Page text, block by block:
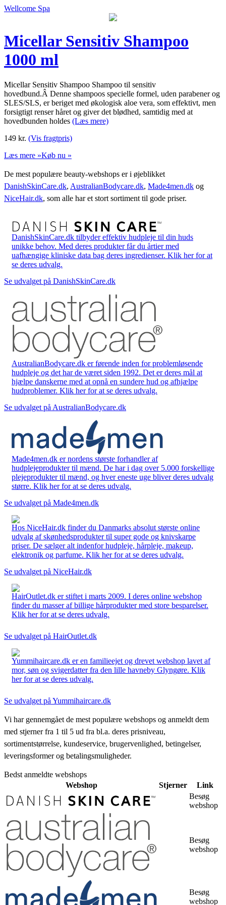
Wellcome Spa
Micellar Sensitiv Shampoo
1000 ml
Micellar Sensitiv Shampoo Shampoo til sensitiv
hovedbund.Â Denne shampoos specielle formel, uden parabener og
SLES/SLS, er beriget med økologisk aloe vera, som effektivt, men
forsigtigt renser håret og giver det blødhed, samtidig med at
hovedbunden holdes (Læs mere)
149 kr. (Vis fragtpris)
Læs mere »Køb nu »
De mest populære beauty-webshops er i øjeblikket
DanishSkinCare.dk, AustralianBodycare.dk, Made4men.dk og
NiceHair.dk, som alle har et stort sortiment til gode priser.
DanishSkinCare.dk tilbyder effektiv hudpleje til din huds
unikke behov. Med deres produkter får du årtier med
uafhængige kliniske data bag deres ingredienser. Klik her for at
se deres udvalg.
Se udvalget på DanishSkinCare.dk
AustralianBodycare.dk er førende inden for problemløsende
hudpleje og det har de været siden 1992. Det er deres mål at
hjælpe danskerne med at opnå en sundere hud og afhjælpe
hudproblemer. Klik her for at se deres udvalg.
Se udvalget på AustralianBodycare.dk
Made4men.dk er nordens største forhandler af
hudplejeprodukter til mænd. De har i dag over 5.000 forskellige
plejeprodukter til mænd, og hver eneste uge bliver deres udvalg
større. Klik her for at se deres udvalg.
Se udvalget på Made4men.dk
Hos NiceHair.dk finder du Danmarks absolut største online
udvalg af skønhedsprodukter til super gode og knivskarpe
priser. De sælger alt indenfor hudpleje, hårpleje, makeup,
elektronik og parfume. Klik her for at se deres udvalg.
Se udvalget på NiceHair.dk
HairOutlet.dk er stiftet i marts 2009. I deres online webshop
finder du masser af billige hårprodukter med store besparelser.
Klik her for at se deres udvalg.
Se udvalget på HairOutlet.dk
Yummihaircare.dk er en familieejet og drevet webshop lavet af
mor, søn og svigerdatter fra den lille havneby Glyngøre. Klik
her for at se deres udvalg.
Se udvalget på Yummihaircare.dk
Vi har gennemgået de mest populære webshops og anmeldt dem
med stjerner fra 1 til 5 ud fra bl.a. deres prisniveau,
sortimentstørrelse, kundeservice, brugervenlighed, betingelser,
leveringsformer og betalingsmuligheder.
Bedst anmeldte webshops
Webshop
Stjerner
Link
Besøg
webshop
Besøg
webshop
Besøg
webshop